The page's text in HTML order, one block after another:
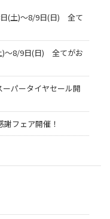
日(土)～8/9日(日) 全て
)～8/9日(日) 全てがお
パータイヤセール開
フェア開催！